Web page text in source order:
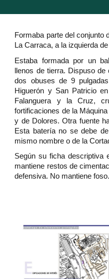
Formaba parte del conjunto
La Carraca, a la izquierda
Estaba formada por un
llenos de tierra. Dispuso
dos obuses de 9
Higuerón y San Patricio
Falanguera y la Cruz,
fortificaciones de la
y de Dolores. Otra fuente
Esta batería no se debe
mismo nombre o de la
Según su ficha descriptiva
mantiene restos de
defensiva. No mantiene foso.